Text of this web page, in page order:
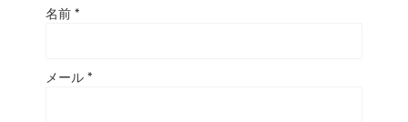
名前 *
メール *